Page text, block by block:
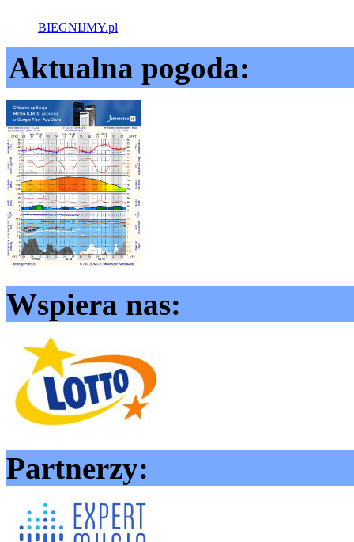
BIEGNIJMY.pl
Aktualna pogoda:
Wspiera nas:
Partnerzy: